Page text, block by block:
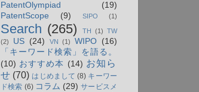
PatentOlympiad
(19)
PatentScope
(9) SIPO (1)
Search (265) TH (1) TW
(2)
US (24) VN (1) WIPO (16)
「キーワード検索」を語る。
(10) おすすめ本 (14) お知ら
せ (70) はじめまして (8) キーワー
ド検索 (6) コラム (29) サービスメ